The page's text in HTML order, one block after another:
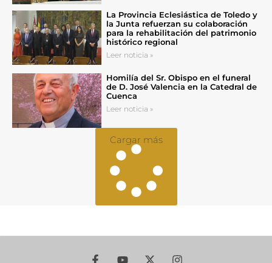
La Provincia Eclesiástica de Toledo y
la Junta refuerzan su colaboración
para la rehabilitación del patrimonio
histórico regional
Leer noticia »
Homilía del Sr. Obispo en el funeral
de D. José Valencia en la Catedral de
Cuenca
Leer noticia »
Cargar más